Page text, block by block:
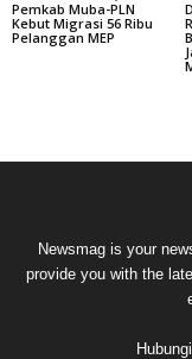
Pemkab Muba-PLN
Kebut Migrasi 56 Ribu
Pelanggan MEP
Newsmag is your
provide you with the